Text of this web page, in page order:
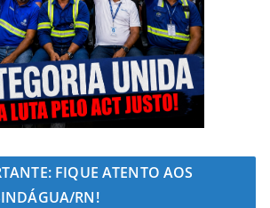
FIQUE ATENTO AOS
RN!